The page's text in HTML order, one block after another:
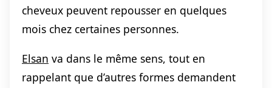
cheveux peuvent repousser en quelques
mois chez certaines personnes.
Elsan va dans le même sens, tout en
rappelant que d’autres formes demandent